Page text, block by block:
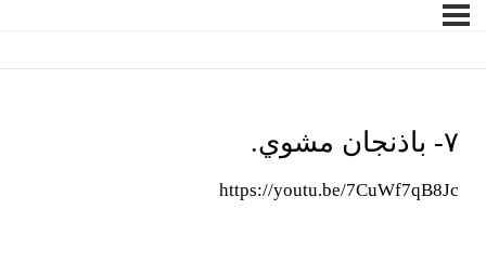
٧- باذنجان مشوي.
https://youtu.be/7CuWf7qB8Jc